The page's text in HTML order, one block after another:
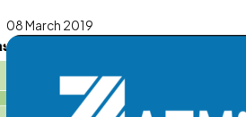
08 March 2019